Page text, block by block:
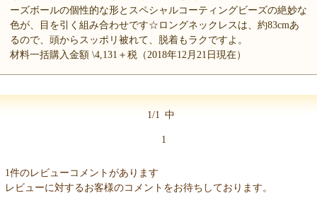
ーズボールの個性的な形とスペシャルコーティングビーズの絶妙な
色が、目を引く組み合わせです☆ロングネックレスは、約83cmあ
るので、頭からスッポリ被れて、脱着もラクですよ。
材料一括購入金額 \4,131＋税（2018年12月21日現在）
1/1 中
1
1件のレビューコメントがあります
レビューに対するお客様のコメントをお待ちしております。